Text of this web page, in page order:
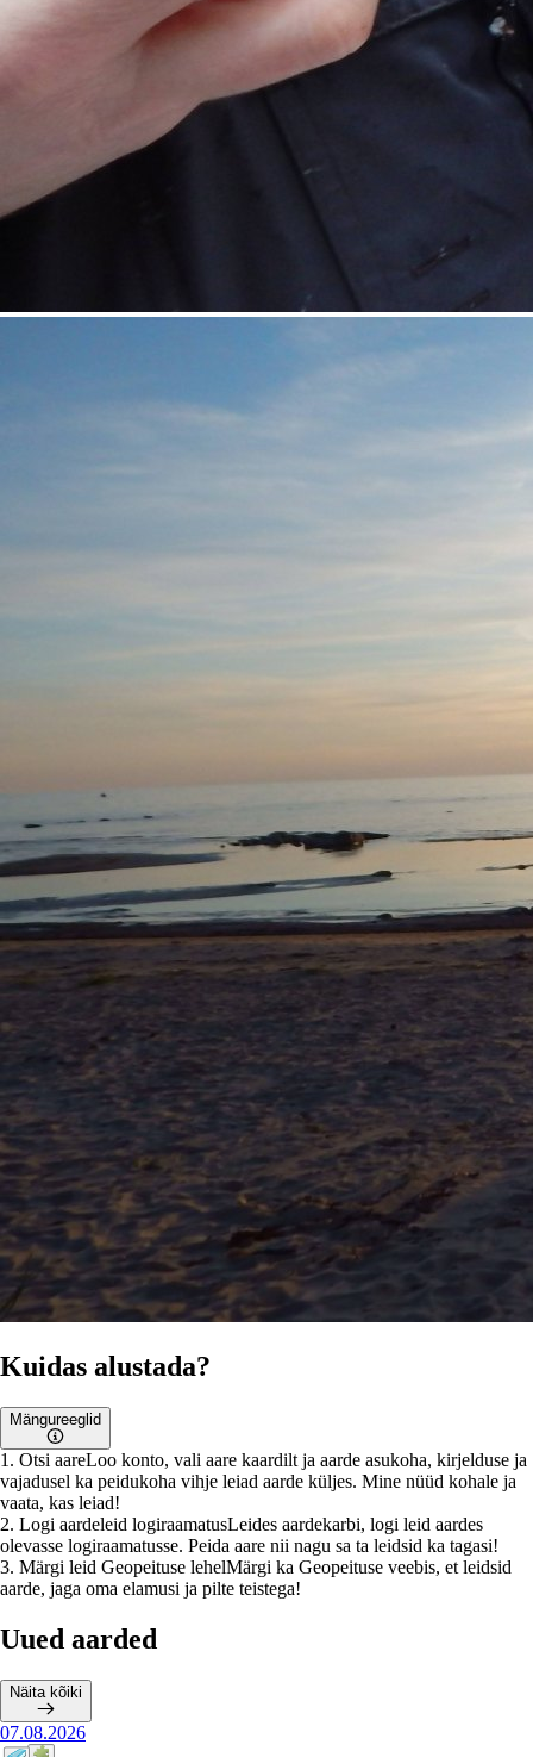
Kuidas alustada?
Mängureeglid
1 . Otsi aareLoo konto, vali aare kaardilt ja aarde asukoha, kirjelduse ja
vajadusel ka peidukoha vihje leiad aarde küljes. Mine nüüd kohale ja
vaata, kas leiad!
2. Logi aardeleid logiraamatusLeides aardekarbi, logi leid aardes
olevasse logiraamatusse. Peida aare nii nagu sa ta leidsid ka tagasi!
3. Märgi leid Geopeituse lehelMärgi ka Geopeituse veebis, et leidsid
aarde, jaga oma elamusi ja pilte teistega!
Uued aarded
Näita kõiki
07.08.2026